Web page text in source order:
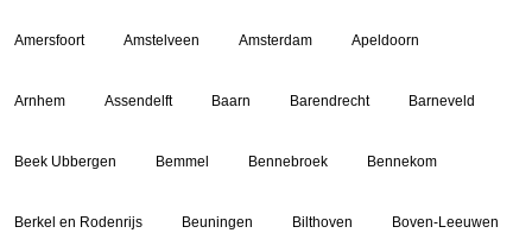
Amersfoort Amstelveen Amsterdam Apeldoorn
Arnhem Assendelft Baarn Barendrecht Barneveld
Beek Ubbergen Bemmel Bennebroek Bennekom
Berkel en Rodenrijs Beuningen Bilthoven Boven-Leeuwen